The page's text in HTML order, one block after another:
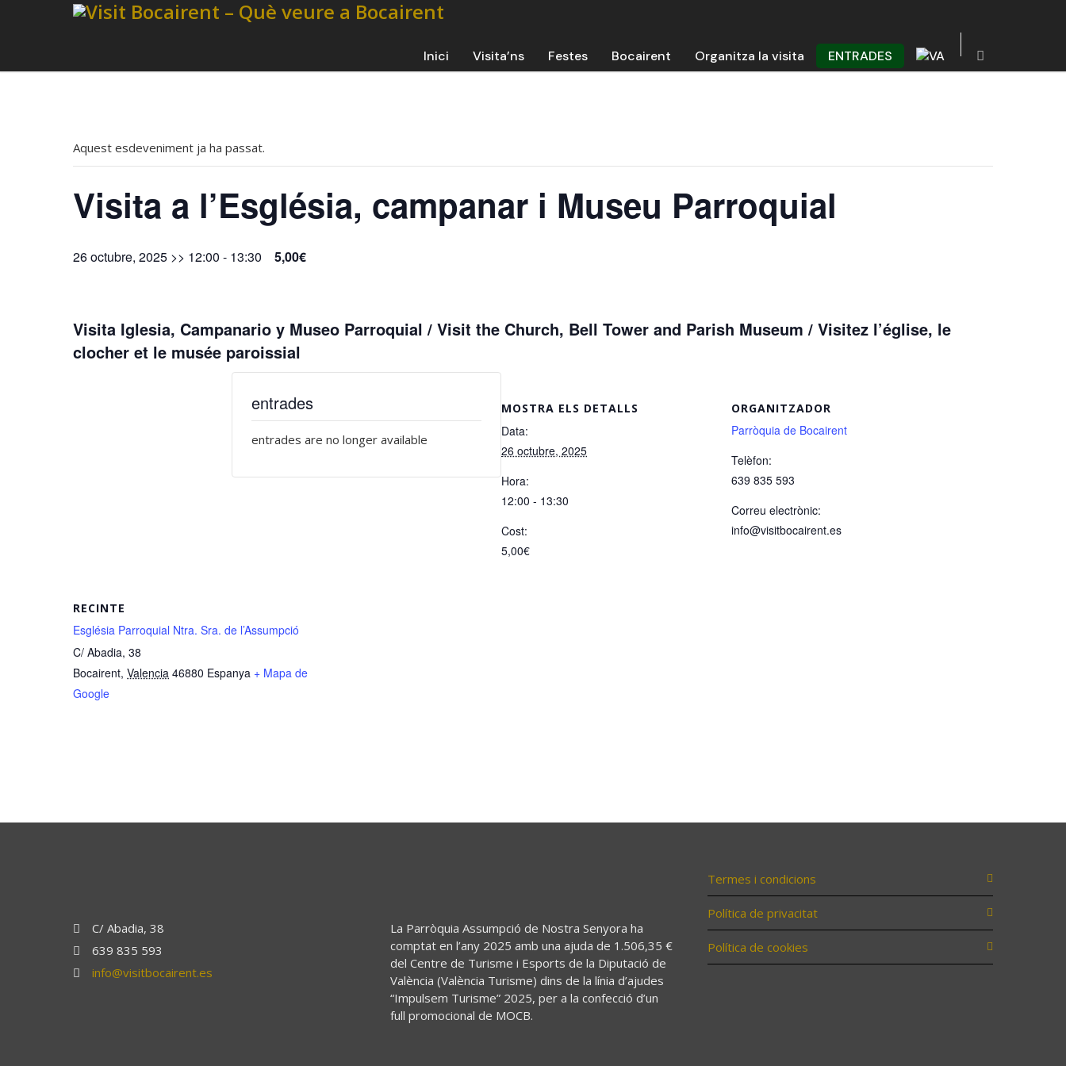
Inici Visita’ns Festes Bocairent Organitza la visita ENTRADES
Aquest esdeveniment ja ha passat.
Visita a l’Església, campanar i Museu Parroquial
26 octubre, 2025 >> 12:00 - 13:30 5,00€
Visita Iglesia, Campanario y Museo Parroquial / Visit the Church, Bell Tower and Parish Museum / Visitez l’église, le
clocher et le musée paroissial
MOSTRA ELS DETALLS
Data:
26 octubre, 2025
Hora:
12:00 - 13:30
Cost:
5,00€
ORGANITZADOR
Parròquia de Bocairent
Telèfon:
639 835 593
Correu electrònic:
info@visitbocairent.es
RECINTE
Església Parroquial Ntra. Sra. de l’Assumpció
C/ Abadia, 38
Bocairent, Valencia 46880 Espanya + Mapa de
Google
entrades
entrades are no longer available
C/ Abadia, 38
639 835 593
info@visitbocairent.es
La Parròquia Assumpció de Nostra Senyora ha
comptat en l’any 2025 amb una ajuda de 1.506,35 €
del Centre de Turisme i Esports de la Diputació de
València (València Turisme) dins de la línia d’ajudes
“Impulsem Turisme” 2025, per a la confecció d’un
full promocional de MOCB.
Termes i condicions
Política de privacitat
Política de cookies